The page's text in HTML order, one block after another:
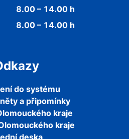
8.00 – 14.00 h
8.00 – 14.00 h
do systému
a připomínky
kraje
kraje
deska